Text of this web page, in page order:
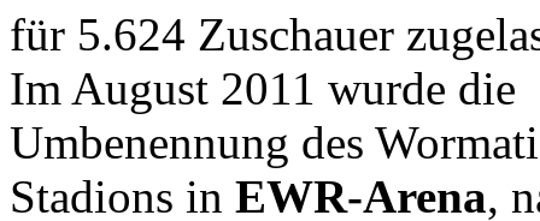
für 5.624 Zuschauer
Im August 2011 wurde die
Umbenennung des
Stadions in EWR-Arena,